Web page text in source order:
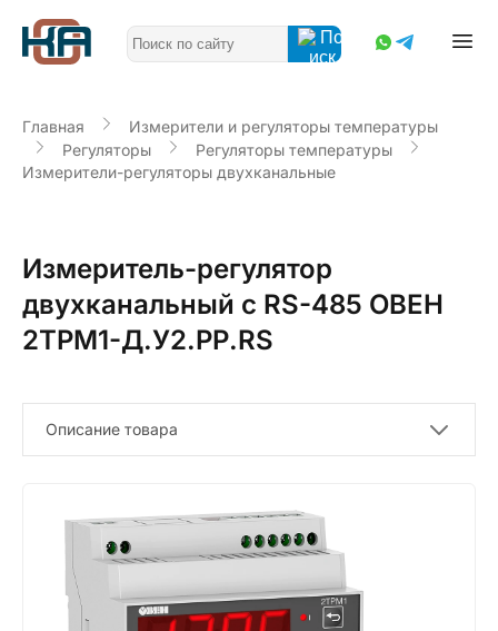
Главная
Измерители и регуляторы температуры
Регуляторы
Регуляторы температуры
Измерители-регуляторы двухканальные
Измеритель-регулятор
двухканальный с RS-485 ОВЕН
2ТРМ1-Д.У2.РР.RS
Описание товара